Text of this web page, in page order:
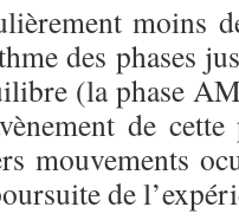
moins
des phases
(la phase
de
mouvements
de